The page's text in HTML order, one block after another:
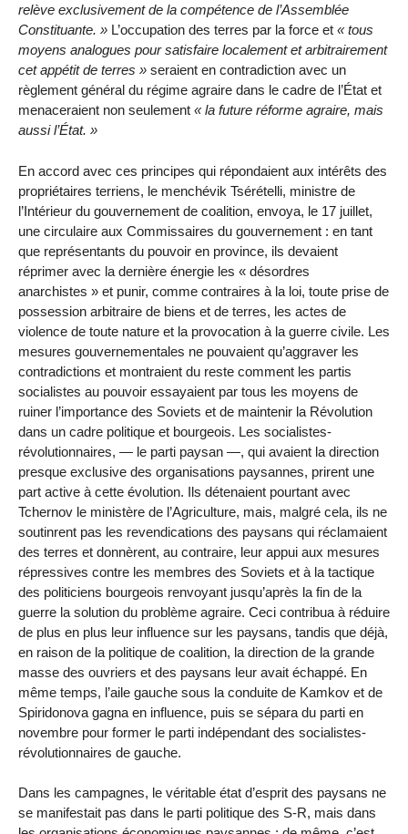
relève exclusivement de la compétence de l’Assemblée
Constituante.
L’occupation des terres par la force et
tous
moyens analogues pour satisfaire localement et arbitrairement
cet appétit de terres
seraient en contradiction avec un
règlement général du régime agraire dans le cadre de l’État et
menaceraient non seulement
la future réforme agraire, mais
aussi l’État.
En accord avec ces principes qui répondaient aux intérêts des
propriétaires terriens, le menchévik Tsérételli, ministre de
l’Intérieur du gouvernement de coalition, envoya, le 17 juillet,
une circulaire aux Commissaires du gouvernement : en tant
que représentants du pouvoir en province, ils devaient
réprimer avec la dernière énergie les « désordres
anarchistes » et punir, comme contraires à la loi, toute prise de
possession arbitraire de biens et de terres, les actes de
violence de toute nature et la provocation à la guerre civile. Les
mesures gouvernementales ne pouvaient qu’aggraver les
contradictions et montraient du reste comment les partis
socialistes au pouvoir essayaient par tous les moyens de
ruiner l’importance des Soviets et de maintenir la Révolution
dans un cadre politique et bourgeois. Les socialistes-
révolutionnaires, — le parti paysan —, qui avaient la direction
presque exclusive des organisations paysannes, prirent une
part active à cette évolution. Ils détenaient pourtant avec
Tchernov le ministère de l’Agriculture, mais, malgré cela, ils ne
soutinrent pas les revendications des paysans qui réclamaient
des terres et donnèrent, au contraire, leur appui aux mesures
répressives contre les membres des Soviets et à la tactique
des politiciens bourgeois renvoyant jusqu’après la fin de la
guerre la solution du problème agraire. Ceci contribua à réduire
de plus en plus leur influence sur les paysans, tandis que déjà,
en raison de la politique de coalition, la direction de la grande
masse des ouvriers et des paysans leur avait échappé. En
même temps, l’aile gauche sous la conduite de Kamkov et de
Spiridonova gagna en influence, puis se sépara du parti en
novembre pour former le parti indépendant des socialistes-
révolutionnaires de gauche.
Dans les campagnes, le véritable état d’esprit des paysans ne
se manifestait pas dans le parti politique des S-R, mais dans